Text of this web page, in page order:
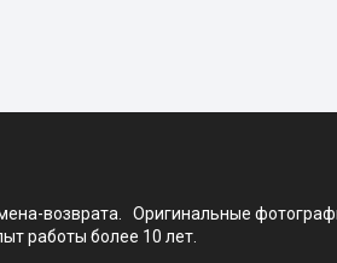
возврата. Оригинальные
работы более 10 лет.